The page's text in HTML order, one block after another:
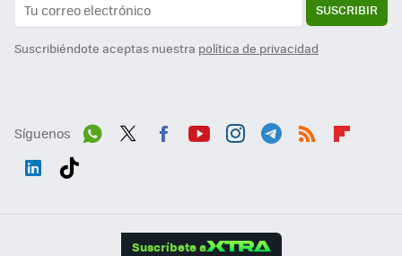
SUSCRIBIR
Suscribiéndote aceptas nuestra política de privacidad
Síguenos
Suscríbete a